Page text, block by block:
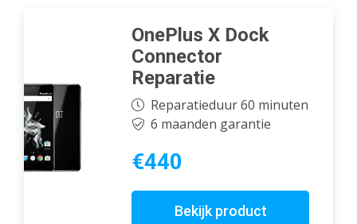
OnePlus X Dock
Connector
Reparatie
Reparatieduur 60 minuten
6 maanden garantie
€440
Bekijk product